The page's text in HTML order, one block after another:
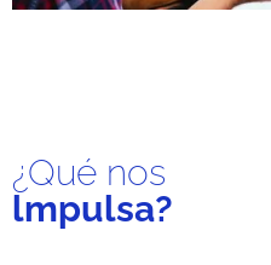
¿Qué nos
lmpulsa?